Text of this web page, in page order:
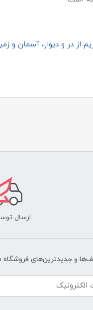
از در و دیوار، آسمان و
ارسال
و جدیدترین‌های فروشگاه